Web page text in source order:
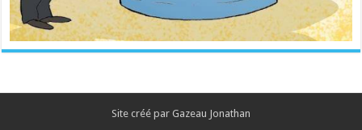
Site créé par Gazeau Jonathan